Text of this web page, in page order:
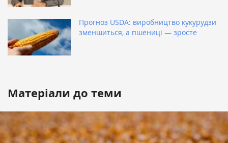
Прогноз USDA: виробництво кукурудзи
зменшиться, а пшениці — зросте
Матеріали до теми